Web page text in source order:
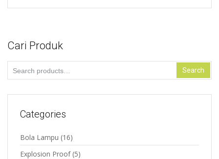
Cari Produk
for:
Search
Categories
Bola Lampu (16)
Explosion Proof (5)